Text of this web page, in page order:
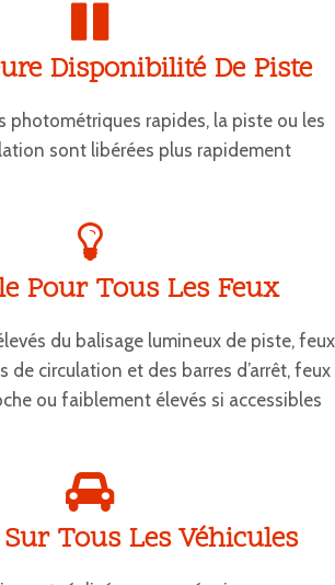
Disponibilité De Piste
photométriques rapides, la piste ou les
sont libérées plus rapidement
Pour Tous Les Feux
du balisage lumineux de piste, feux
de circulation et des barres d’arrêt, feux
ou faiblement élevés si accessibles
Tous Les Véhicules